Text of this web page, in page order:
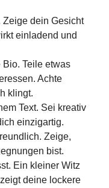
dein Gesicht
einladend und
Teile etwas
Achte
klingt.
Text. Sei kreativ
einzigartig.
Zeige,
bist.
Ein kleiner Witz
deine lockere